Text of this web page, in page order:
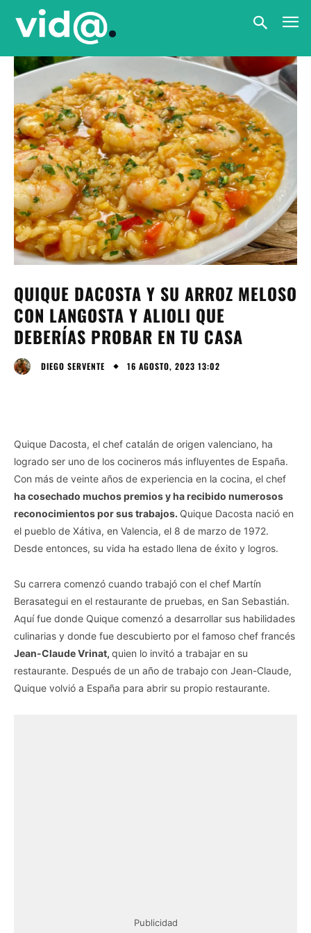
QUIQUE DACOSTA Y SU ARROZ MELOSO
CON LANGOSTA Y ALIOLI QUE
DEBERÍAS PROBAR EN TU CASA
DIEGO SERVENTE 16 AGOSTO, 2023 13:02
Quique Dacosta, el chef catalán de origen valenciano, ha
logrado ser uno de los cocineros más influyentes de España.
Con más de veinte años de experiencia en la cocina, el chef
ha cosechado muchos premios y ha recibido numerosos
reconocimientos por sus trabajos. Quique Dacosta nació en
el pueblo de Xátiva, en Valencia, el 8 de marzo de 1972.
Desde entonces, su vida ha estado llena de éxito y logros.
Su carrera comenzó cuando trabajó con el chef Martín
Berasategui en el restaurante de pruebas, en San Sebastián.
Aquí fue donde Quique comenzó a desarrollar sus habilidades
culinarias y donde fue descubierto por el famoso chef francés
Jean-Claude Vrinat, quien lo invitó a trabajar en su
restaurante. Después de un año de trabajo con Jean-Claude,
Quique volvió a España para abrir su propio restaurante.
Publicidad